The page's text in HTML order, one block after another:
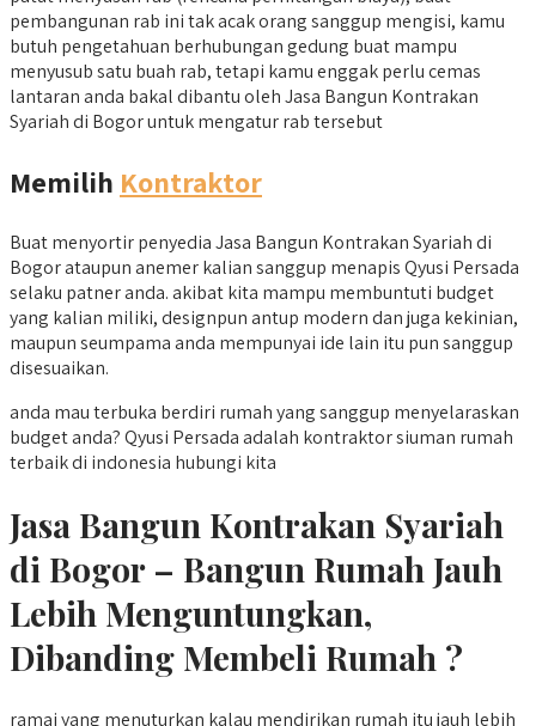
pembangunan rab ini tak acak orang sanggup mengisi, kamu
butuh pengetahuan berhubungan gedung buat mampu
menyusub satu buah rab, tetapi kamu enggak perlu cemas
lantaran anda bakal dibantu oleh Jasa Bangun Kontrakan
Syariah di Bogor untuk mengatur rab tersebut
Memilih Kontraktor
Buat menyortir penyedia Jasa Bangun Kontrakan Syariah di
Bogor ataupun anemer kalian sanggup menapis Qyusi Persada
selaku patner anda. akibat kita mampu membuntuti budget
yang kalian miliki, designpun antup modern dan juga kekinian,
maupun seumpama anda mempunyai ide lain itu pun sanggup
disesuaikan.
anda mau terbuka berdiri rumah yang sanggup menyelaraskan
budget anda? Qyusi Persada adalah kontraktor siuman rumah
terbaik di indonesia hubungi kita
Jasa Bangun Kontrakan Syariah
di Bogor – Bangun Rumah Jauh
Lebih Menguntungkan,
Dibanding Membeli Rumah ?
ramai yang menuturkan kalau mendirikan rumah itu jauh lebih